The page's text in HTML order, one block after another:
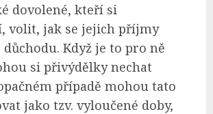
dovolené, kteří si
volit, jak se jejich příjmy
Když je to pro ně
si přivýdělky nechat
případě mohou tato
jako tzv. vyloučené doby,